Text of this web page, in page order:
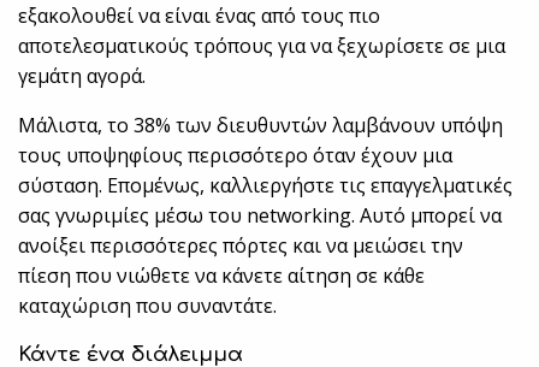
εξακολουθεί να είναι ένας από τους πιο
αποτελεσματικούς τρόπους για να ξεχωρίσετε σε μια
γεμάτη αγορά.
Μάλιστα, το 38% των διευθυντών λαμβάνουν υπόψη
τους υποψηφίους περισσότερο όταν έχουν μια
σύσταση. Επομένως, καλλιεργήστε τις επαγγελματικές
σας γνωριμίες μέσω του networking. Αυτό μπορεί να
ανοίξει περισσότερες πόρτες και να μειώσει την
πίεση που νιώθετε να κάνετε αίτηση σε κάθε
καταχώριση που συναντάτε.
Κάντε ένα διάλειμμα